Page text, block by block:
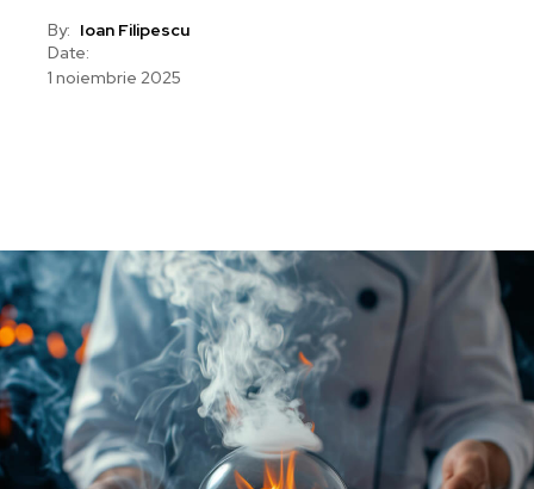
By: Ioan Filipescu
Date:
1 noiembrie 2025